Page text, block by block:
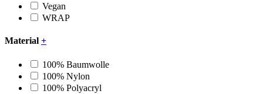
Vegan
WRAP
Material +
100% Baumwolle
100% Nylon
100% Polyacryl